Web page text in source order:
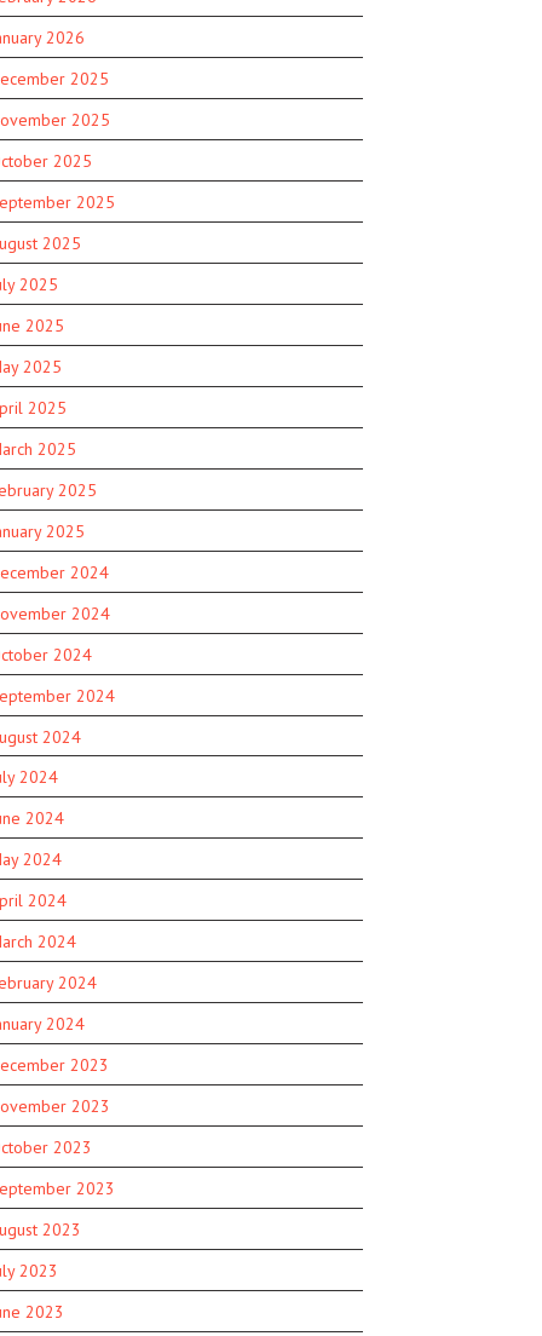
2026
2025
2025
2025
2025
2025
2025
2025
2025
2025
2025
2025
2025
2024
2024
2024
2024
2024
2024
2024
2024
2024
2024
2024
2024
2023
2023
2023
2023
2023
2023
2023